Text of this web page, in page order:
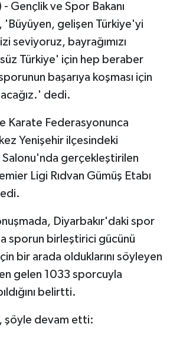
- Gençlik ve Spor Bakanı
'Büyüyen, gelişen Türkiye'yi
seviyoruz, bayrağımızı
Türkiye' için hep beraber
başarıya koşması için
dedi.
Karate Federasyonunca
Yenişehir ilçesindeki
gerçekleştirilen
Ligi Rıdvan Gümüş Etabı
Diyarbakır'daki spor
sporun birleştirici gücünü
bir arada olduklarını söyleyen
gelen 1033 sporcuyla
belirtti.
şöyle devam etti: